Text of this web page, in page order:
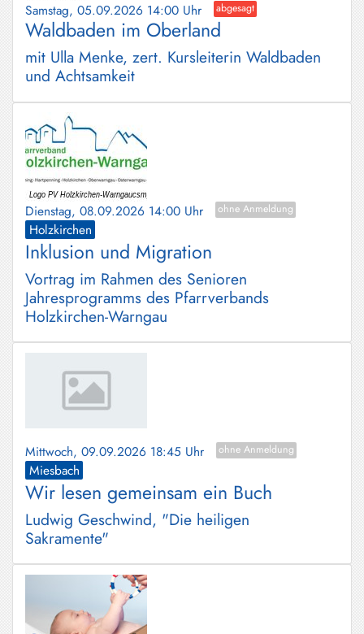
Samstag, 05.09.2026 14:00 Uhr abgesagt
Waldbaden im Oberland
mit Ulla Menke, zert. Kursleiterin Waldbaden
und Achtsamkeit
Dienstag, 08.09.2026 14:00 Uhr ohne Anmeldung
Holzkirchen
Inklusion und Migration
Vortrag im Rahmen des Senioren
Jahresprogramms des Pfarrverbands
Holzkirchen-Warngau
Mittwoch, 09.09.2026 18:45 Uhr ohne Anmeldung
Miesbach
Wir lesen gemeinsam ein Buch
Ludwig Geschwind, "Die heiligen
Sakramente"